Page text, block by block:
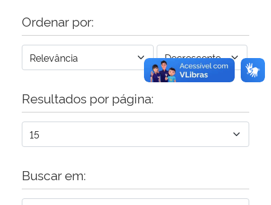
Ordenar por:
Resultados por página:
Buscar em: